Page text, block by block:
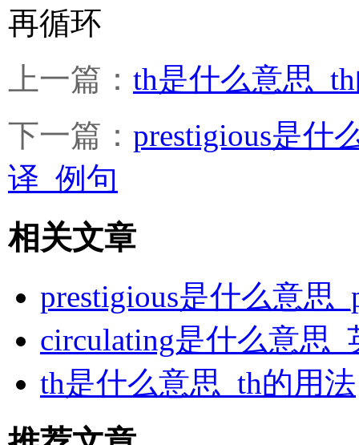
再循环
上一篇： th是什么意思
下一篇： prestigious是什
译_例句
相关文章
prestigious是什么意思
circulating是什么意思
th是什么意思_th的用法